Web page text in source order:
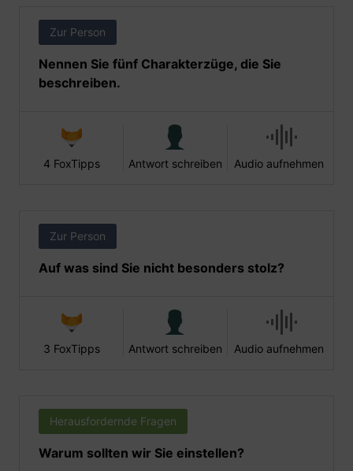
Zur Person
Nennen Sie fünf Charakterzüge, die Sie
beschreiben.
4 FoxTipps Antwort schreiben Audio aufnehmen
Zur Person
Auf was sind Sie nicht besonders stolz?
3 FoxTipps Antwort schreiben Audio aufnehmen
Herausfordernde Fragen
Warum sollten wir Sie einstellen?